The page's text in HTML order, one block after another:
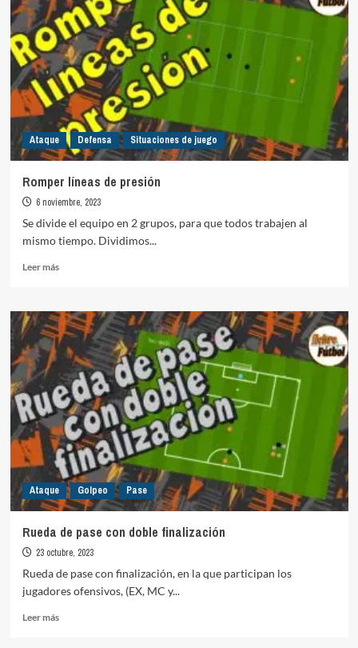
jugadas
clave
en
la
historia
del
fútbol
Ataque Defensa Situaciones de juego
Romper líneas de presión
6 noviembre, 2023
Se divide el equipo en 2 grupos, para que todos trabajen al
mismo tiempo. Dividimos...
Leer másLeer
Romper
líneas
de
presión
Ataque Golpeo Pase
Rueda de pase con doble finalización
23 octubre, 2023
Rueda de pase con finalización, en la que participan los
jugadores ofensivos, (EX, MC y...
Leer másLeer